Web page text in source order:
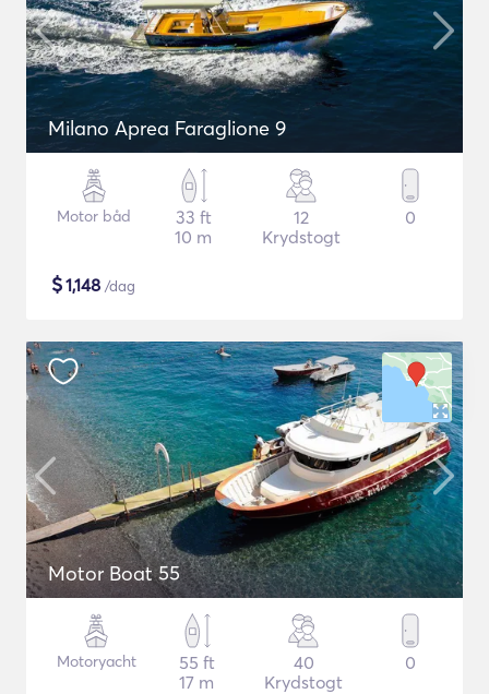
Milano Aprea Faraglione 9
Motor båd
33 ft
10 m
12
Krydstogt
0
$1,148 /dag
Motor Boat 55
Motoryacht
55 ft
17 m
40
Krydstogt
0